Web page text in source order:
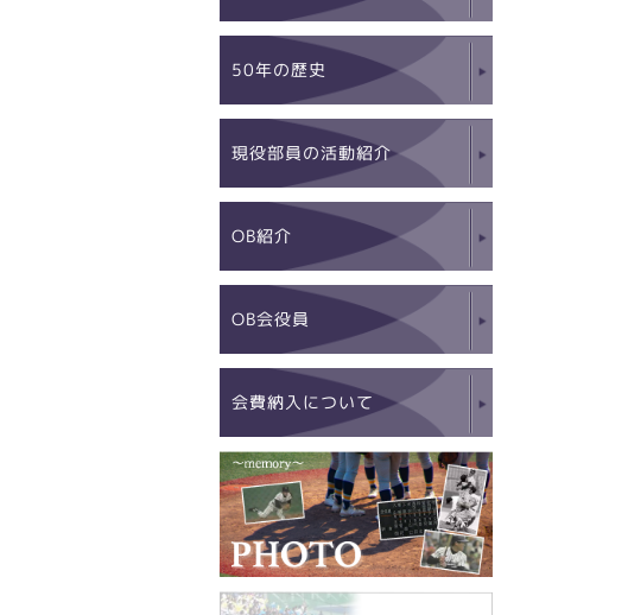
50年の歴史
現役部員の活動紹介
OB紹介
OB会役員
会費納入について